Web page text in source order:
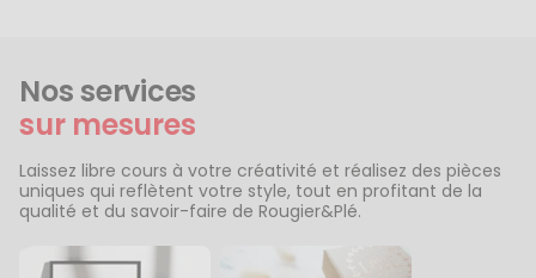
Nos services
sur mesures
Laissez libre cours à votre créativité et réalisez des pièces
uniques qui reflètent votre style, tout en profitant de la
qualité et du savoir-faire de Rougier&Plé.